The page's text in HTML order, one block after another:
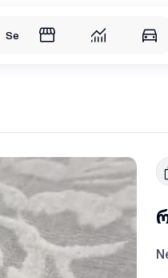
Service